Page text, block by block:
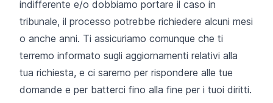
indifferente e/o dobbiamo portare il caso in
tribunale, il processo potrebbe richiedere alcuni mesi
o anche anni. Ti assicuriamo comunque che ti
terremo informato sugli aggiornamenti relativi alla
tua richiesta, e ci saremo per rispondere alle tue
domande e per batterci fino alla fine per i tuoi diritti.